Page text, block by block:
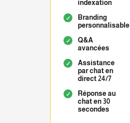
indexation
Branding
personnalisable
Q&A
avancées
Assistance
par chat en
direct 24/7
Réponse au
chat en 30
secondes